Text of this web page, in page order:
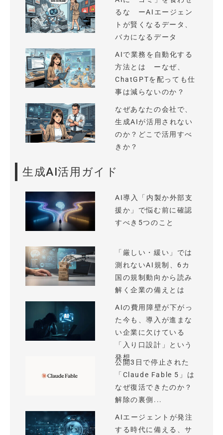
るな ーAIエージェン
トが賢くなるデータ、
バカになるデータ
AIで業務を自動化する
方法とは ーなぜ、
ChatGPTを配っても仕
事は減らないのか？
なぜあなたの会社で、
生成AIが活用されない
のか？どこで活用すべ
きか？
生成AI活用ガイド
AI導入「内製か外部支
援か」で悩む前に確認
すべき5つのこと
「厳しい・緩い」では
測れないAI規制、6カ
国の規制動向から読み
解く企業の備えとは
AIの費用障壁が下がっ
た今も、導入が進まな
い企業に欠けている
「入り口設計」という
発想
公開3日で停止された
「Claude Fable 5」は
なぜ復活できたのか？
解除の裏側...
AIエージェントが発注
する時代に備える、サ